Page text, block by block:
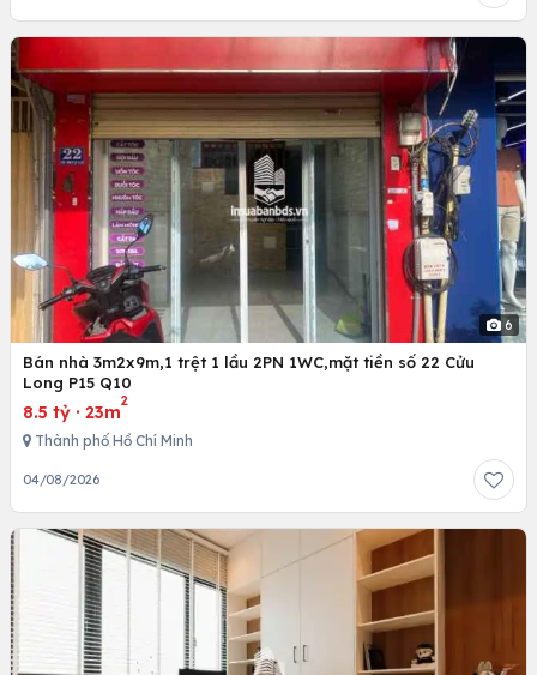
6
Bán nhà 3m2x9m,1 trệt 1 lầu 2PN 1WC,mặt tiền số 22 Cửu
Long P15 Q10
8.5 tỷ · 23m
2
Thành phố Hồ Chí Minh
04/08/2026